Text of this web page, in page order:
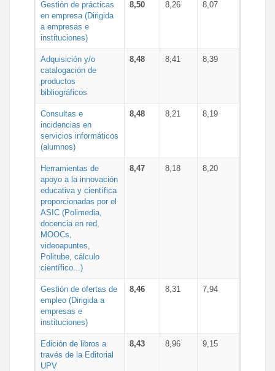
Gestión de prácticas
en empresa (Dirigida
a empresas e
instituciones)
8,50 8,26 8,07
Adquisición y/o
catalogación de
productos
bibliográficos
8,48 8,41 8,39
Consultas e
incidencias en
servicios informáticos
(alumnos)
8,48 8,21 8,19
Herramientas de
apoyo a la innovación
educativa y científica
proporcionadas por el
ASIC (Polimedia,
docencia en red,
MOOCs,
videoapuntes,
Politube, cálculo
científico...)
8,47 8,18 8,20
Gestión de ofertas de
empleo (Dirigida a
empresas e
instituciones)
8,46 8,31 7,94
Edición de libros a
través de la Editorial
UPV
8,43 8,96 9,15